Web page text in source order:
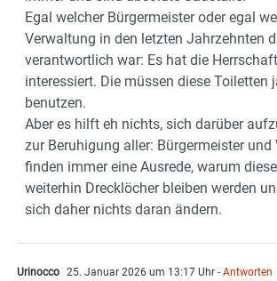
Egal welcher Bürgermeister oder egal
Verwaltung in den letzten Jahrzehnten
verantwortlich war: Es hat die
interessiert. Die müssen diese Toiletten
benutzen.
Aber es hilft eh nichts, sich darüber
zur Beruhigung aller: Bürgermeister und
finden immer eine Ausrede, warum
weiterhin Drecklöcher bleiben werden
sich daher nichts daran ändern.
Urinocco 25. Januar 2026 um 13:17 Uhr - Antworten